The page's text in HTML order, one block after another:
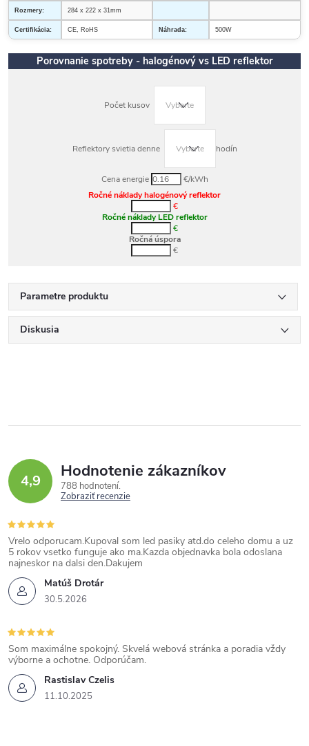
Rozmery: 284 x 222 x 31mm
Certifikácia: CE, RoHS Náhrada: 500W
Porovnanie spotreby - halogénový vs LED reflektor
Počet kusov
Reflektory svietia denne hodín
Cena energie
€/kWh
Ročné náklady halogénový reflektor
€
Ročné náklady LED reflektor
€
Ročná úspora
€
Parametre produktu
Diskusia
4,9 Hodnotenie zákazníkov
788 hodnotení
Zobraziť recenzie
Matúš Drotár
30.5.2026
Vrelo odporucam.Kupoval som led pasiky atd.do celeho domu a uz
5 rokov vsetko funguje ako ma.Kazda objednavka bola odoslana
najneskor na dalsi den.Dakujem
Rastislav Czelis
11.10.2025
Som maximálne spokojný. Skvelá webová stránka a poradia vždy
výborne a ochotne. Odporúčam.